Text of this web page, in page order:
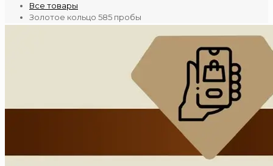
Все товары
Золотое кольцо 585 пробы